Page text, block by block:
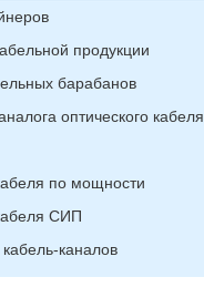
продукции
барабанов
оптического кабеля
по мощности
СИП
каналов